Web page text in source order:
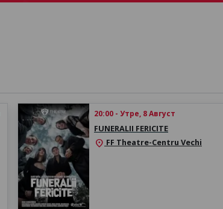
20:00 - Утре, 8 Август
FUNERALII FERICITE
location_on FF Theatre-Centru Vechi